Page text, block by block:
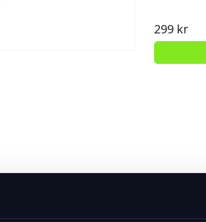
299 kr